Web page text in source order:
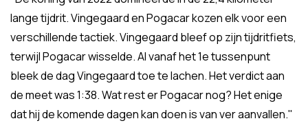
lange tijdrit. Vingegaard en Pogacar kozen elk voor een
verschillende tactiek. Vingegaard bleef op zijn tijdritfiets,
terwijl Pogacar wisselde. Al vanaf het 1e tussenpunt
bleek de dag Vingegaard toe te lachen. Het verdict aan
de meet was 1:38. Wat rest er Pogacar nog? Het enige
dat hij de komende dagen kan doen is van ver aanvallen."